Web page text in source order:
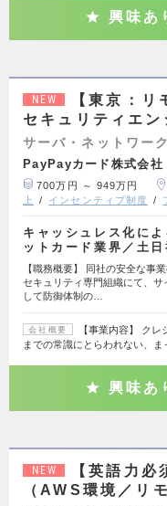
興味あ
NEW
【東京：
セキュリティエ
サーバ・ネットワー
PayPayカード株式会社
700万円 ～ 949万円
上
インセンティブ制度
キャッシュレス化に
ットカード業界／土
【職務概要】 同社の安全な事
セキュリティ専門組織にて、サ
して防御体制の…
会社概要
【事業内容】 ク
までの常識にとらわれない、
興味あ
NEW
【英語力
（AWS環境／リ